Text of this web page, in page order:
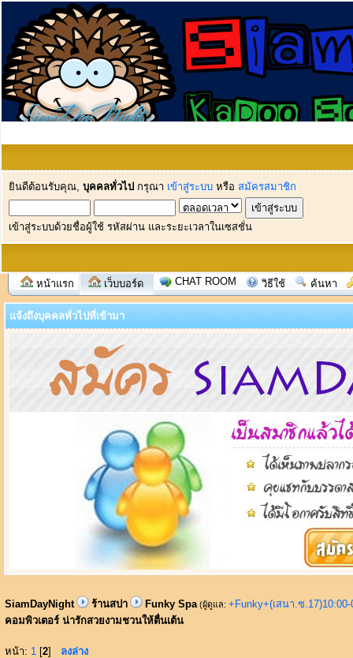
ยินดีต้อนรับคุณ, บุคคลทั่วไป กรุณา เข้าสู่ระบบ หรือ สมัครสมาชิก
เข้าสู่ระบบด้วยชื่อผู้ใช้ รหัสผ่าน และระยะเวลาในเซสชั่น
หน้าแรก เว็บบอร์ด CHAT ROOM วิธีใช้ ค้นหา
แจ้งถึงบุคคลทั่วไปที่เข้ามา
SiamDayNight ร้านสปา Funky Spa (ผู้ดูแล: +Funky+(เสนา.ซ
คอมพิวเตอร์ น่ารักสวยงามชวนให้ตื่นเต้น
หน้า: 1 [2] ลงล่าง